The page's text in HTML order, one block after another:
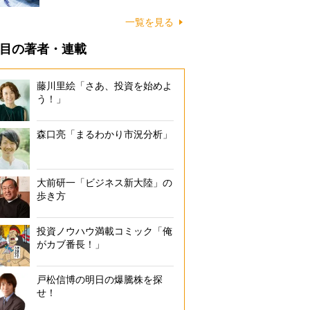
一覧を見る
の著者・連載
藤川里絵「さあ、投資を始めよ
う！」
森口亮「まるわかり市況分析」
大前研一「ビジネス新大陸」の
歩き方
投資ノウハウ満載コミック「俺
がカブ番長！」
戸松信博の明日の爆騰株を探
せ！